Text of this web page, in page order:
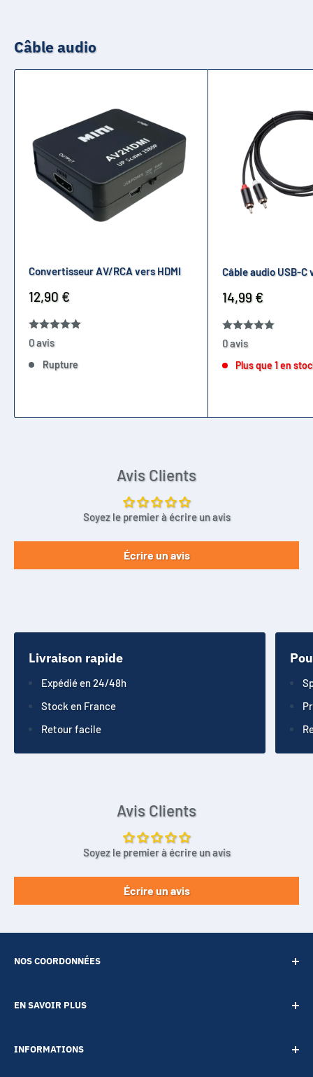
Câble audio
Convertisseur AV/RCA vers HDMI
Prix
réduit
12,90 €
0 avis
Rupture
Câble audio USB-C
Prix
réduit
14,99 €
0 avis
Plus que 1 en
Avis Clients
Soyez le premier à écrire un avis
Écrire un avis
Livraison rapide
Expédié en 24/48h
Stock en France
Retour facile
Avis Clients
Soyez le premier à écrire un avis
Écrire un avis
NOS COORDONNÉES
EN SAVOIR PLUS
A propos
INFORMATIONS